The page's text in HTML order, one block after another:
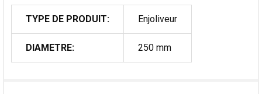
TYPE DE PRODUIT: Enjoliveur
DIAMETRE: 250 mm